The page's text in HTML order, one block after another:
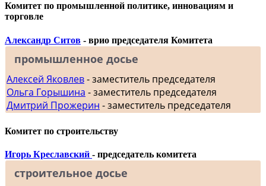
Комитет по промышленной политике, инновациям и
торговле
Александр Ситов - врио председателя Комитета
промышленное досье
Алексей Яковлев- заместитель председателя
Ольга Горышина - заместитель председателя
Дмитрий Прожерин - заместитель председателя
Комитет по строительству
Игорь Креславский - председатель комитета
строительное досье